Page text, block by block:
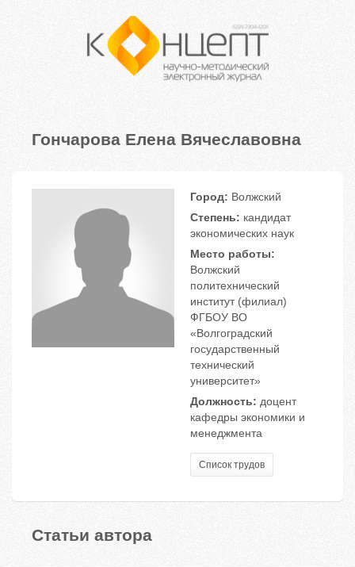
Гончарова Елена Вячеславовна
Город: Волжский
Степень: кандидат
экономических наук
Место работы:
Волжский
политехнический
институт (филиал)
ФГБОУ ВО
«Волгоградский
государственный
технический
университет»
Должность: доцент
кафедры экономики и
менеджмента
Список трудов
Статьи автора